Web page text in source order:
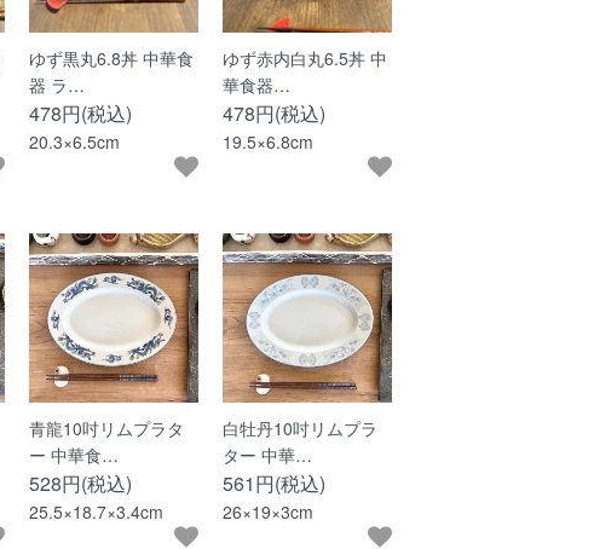
ゆず黒丸6.8丼 中華食
器 ラ…
478円(税込)
20.3×6.5cm
ゆず赤内白丸6.5丼 中
華食器…
478円(税込)
19.5×6.8cm
青龍10吋リムプラタ
ー 中華食…
528円(税込)
25.5×18.7×3.4cm
白牡丹10吋リムプラ
ター 中華…
561円(税込)
26×19×3cm